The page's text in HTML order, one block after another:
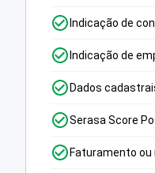
Indicação de
Indicação de
Dados
Serasa Score
Faturamento